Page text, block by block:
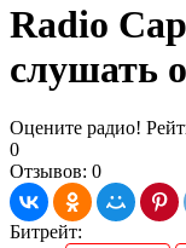
Radio
слушать
Оцените радио!
0
Отзывов: 0
Битрейт: